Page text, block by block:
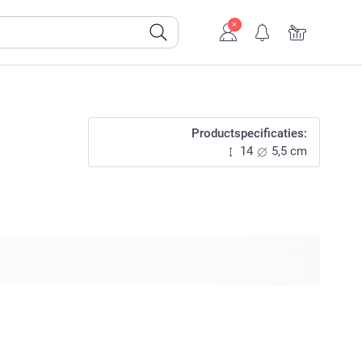
Productspecificaties:
14
5,5 cm